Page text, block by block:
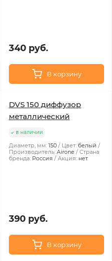
340 руб.
В корзину
DVS 150 диффузор
металлический
в наличии
Диаметр, мм: 150 Цвет: белый
Производитель: Airone
Страна
бренда: Россия Акция: нет
390 руб.
В корзину